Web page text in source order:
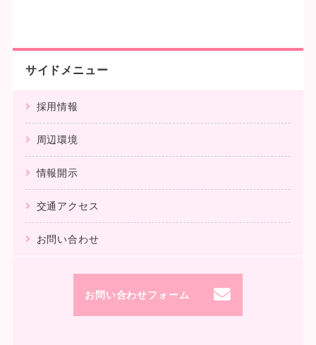
サイドメニュー
採用情報
周辺環境
情報開示
交通アクセス
お問い合わせ
お問い合わせフォーム